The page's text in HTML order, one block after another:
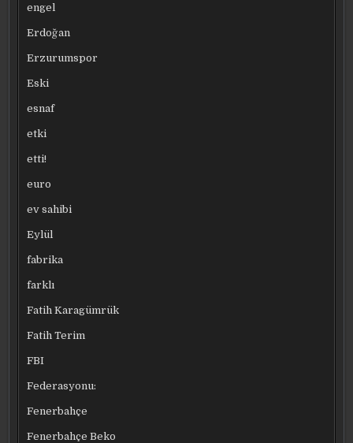
engel
Erdoğan
Erzurumspor
Eski
esnaf
etki
etti!
euro
ev sahibi
Eylül
fabrika
farklı
Fatih Karagümrük
Fatih Terim
FBI
Federasyonu:
Fenerbahçe
Fenerbahçe Beko